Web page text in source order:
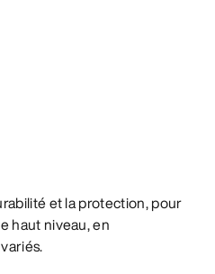
et la protection, pour
haut niveau, en